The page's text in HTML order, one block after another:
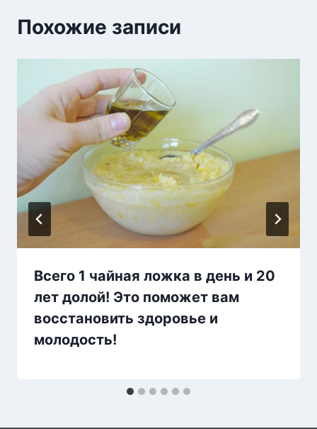
Похожие записи
Всего 1 чайная ложка в день и 20
лет долой! Это поможет вам
восстановить здоровье и
молодость!